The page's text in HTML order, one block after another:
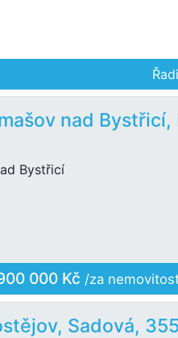
nad Bystřicí,
Bystřicí
000 Kč /za
Sadová,